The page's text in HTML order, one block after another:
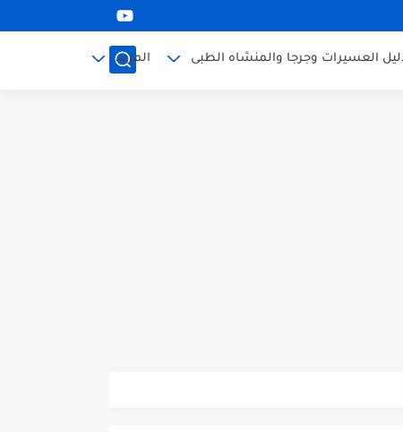
العسيرات وجرجا والمنشاه الطبى المزيد